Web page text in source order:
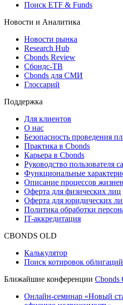
Виджет: Карта процентных
ETF & Funds
Поиск ETF & Funds
Новости и Аналитика
Новости рынка
Research Hub
Сбондс-ТВ
Глоссарий
Поддержка
Для клиентов
О нас
Безопасность проведения
Практика в Cbonds
Карьера в Cbonds
Руководство пользователя
Функциональные
Описание процессов
Оферта для юридических лиц
IT-аккредитация
Поиск котировок облигаций